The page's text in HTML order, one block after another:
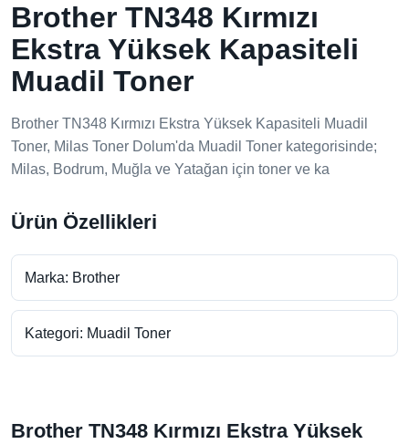
Brother TN348 Kırmızı
Ekstra Yüksek Kapasiteli
Muadil Toner
Brother TN348 Kırmızı Ekstra Yüksek Kapasiteli Muadil
Toner, Milas Toner Dolum'da Muadil Toner kategorisinde;
Milas, Bodrum, Muğla ve Yatağan için toner ve ka
Ürün Özellikleri
Marka: Brother
Kategori: Muadil Toner
Brother TN348 Kırmızı Ekstra Yüksek